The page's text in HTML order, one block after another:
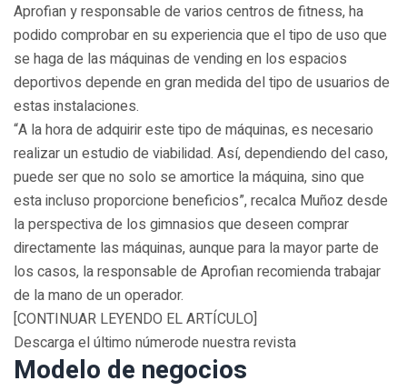
Aprofian y responsable de varios centros de fitness, ha
podido comprobar en su experiencia que el tipo de uso que
se haga de las máquinas de vending en los espacios
deportivos depende en gran medida del tipo de usuarios de
estas instalaciones.
“A la hora de adquirir este tipo de máquinas, es necesario
realizar un estudio de viabilidad. Así, dependiendo del caso,
puede ser que no solo se amortice la máquina, sino que
esta incluso proporcione beneficios”, recalca Muñoz desde
la perspectiva de los gimnasios que deseen comprar
directamente las máquinas, aunque para la mayor parte de
los casos, la responsable de Aprofian recomienda trabajar
de la mano de un operador.
[CONTINUAR LEYENDO EL ARTÍCULO]
Descarga el último númerode nuestra revista
Modelo de negocios